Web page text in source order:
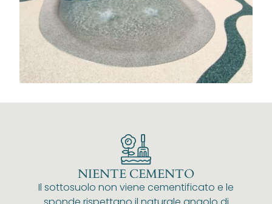
NIENTE CEMENTO
Il sottosuolo non viene cementificato e le